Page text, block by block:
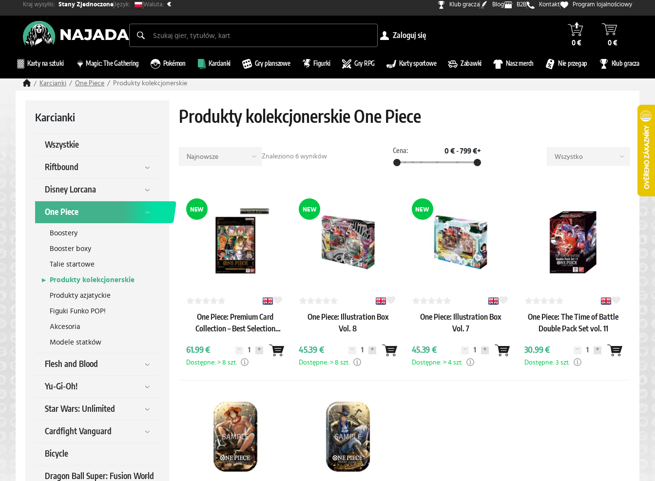
Kraj wysyłki: Stany ZjednoczoneJęzyk: Waluta: € Klub gracza Blog B2B Kontakt Program lojalnościowy
zaloguj się
0 € 0 €
Karty na sztuki Magic: The Gathering Pokémon Karcianki Gry planszowe Figurki Gry RPG Karty sportowe Zabawki Nasz merch Nie przegap Klub gracza
Karcianki One Piece Produkty kolekcjonerskie
Karcianki
Wszystkie
Riftbound
Disney Lorcana
One Piece
Boostery
Booster boxy
Talie startowe
Produkty kolekcjonerskie
Produkty azjatyckie
Figuki Funko POP!
Akcesoria
Modele statków
Flesh and Blood
Yu-Gi-Oh!
Star Wars: Unlimited
Cardfight Vanguard
Bicycle
Dragon Ball Super: Fusion World
Produkty kolekcjonerskie One Piece
Najnowsze Znaleziono 6 wyników
Cena: 0 € - 799 €+
Wszystko
NEW
One Piece: Premium Card
Collection – Best Selection
61.99 €
Dostępne: > 8 szt.
NEW
One Piece: Illustration Box
Vol. 8
45.39 €
Dostępne: > 8 szt.
NEW
One Piece: Illustration Box
Vol. 7
45.39 €
Dostępne: > 4 szt.
One Piece: The Time of Battle
Double Pack Set vol. 11
30.99 €
Dostępne: 3 szt.